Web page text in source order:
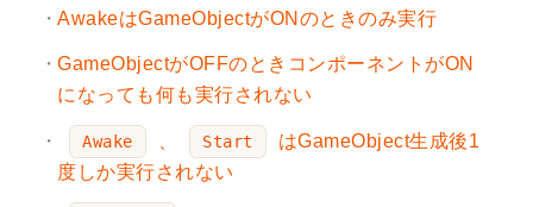
AwakeはGameObjectがONのときのみ実行
GameObjectがOFFのときコンポーネントがON
になっても何も実行されない
Awake Start
はGameObject生成後1
度しか実行されない